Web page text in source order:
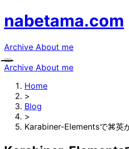
nabetama.com
Archive About me
Archive About me
Home
>
Blog
>
Karabiner-Elementsで⌘英